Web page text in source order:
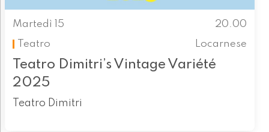
Martedì 15
20.00
Teatro
Locarnese
Teatro Dimitri’s Vintage Variété
2025
Teatro Dimitri